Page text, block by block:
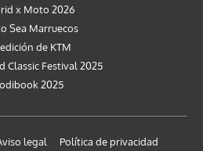
x Moto 2026
Sea Marruecos
edición de KTM
Classic Festival 2025
2025
legal Política de privacidad